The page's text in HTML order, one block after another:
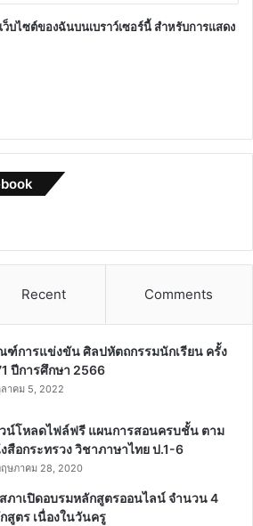
บไซต์ของฉันบนเบราว์เซอร์นี้ สำหรับการแสดง
Recent Comments
ฑ์การแข่งขัน ศิลปหัตถกรรมนักเรียน ครั้ง
ปีการศึกษา 2566
าคม 5, 2022
น์โหลดไฟล์ฟรี แผนการสอนครบชั้น ตาม
สือกระทรวง วิชาภาษาไทย ป.1-6
ษภาคม 28, 2020
ภาเปิดอบรมหลักสูตรออนไลน์ จำนวน 4
สูตร เนื่องในวันครู